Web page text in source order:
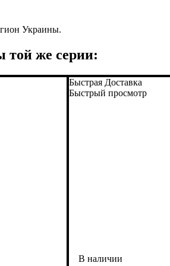
Украины.
той же серии:
Быстрая Доставка
Быстрый просмотр